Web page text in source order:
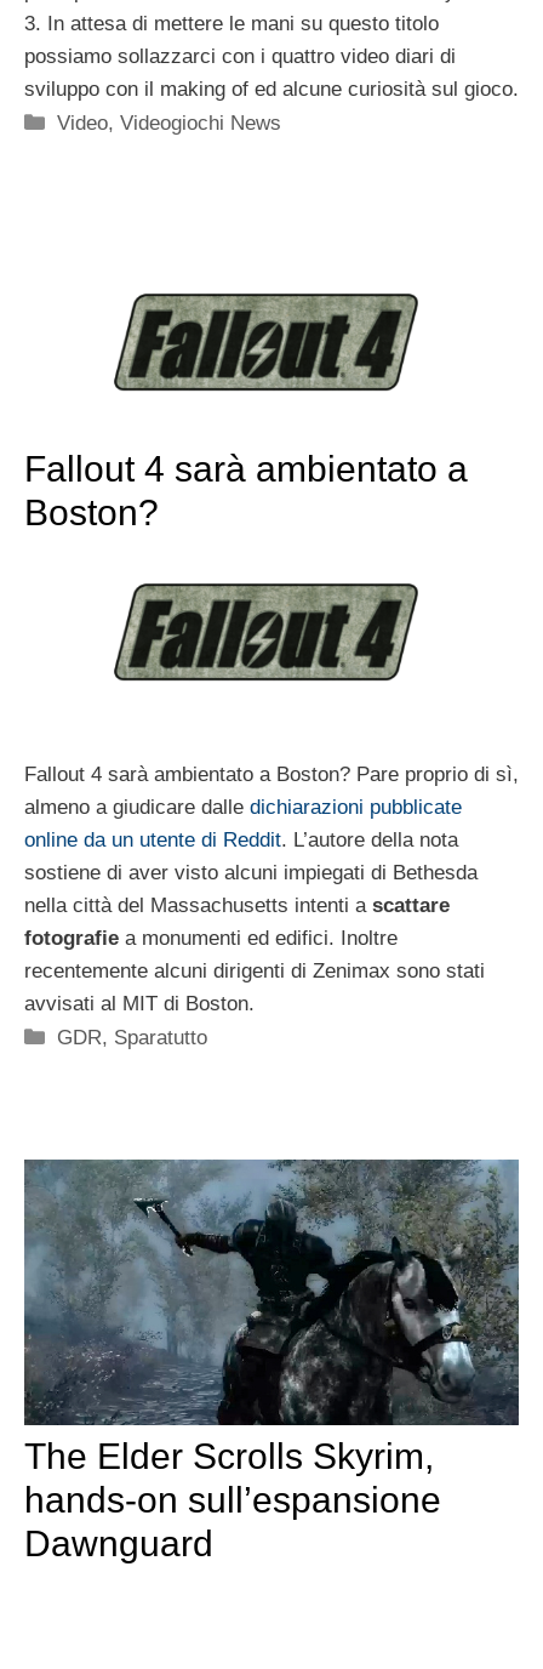
3. In attesa di mettere le mani su questo titolo
possiamo sollazzarci con i quattro video diari di
sviluppo con il making of ed alcune curiosità sul gioco.
Categorie
Video,Videogiochi News
Fallout 4 sarà ambientato a
Boston?
Fallout 4 sarà ambientato a Boston? Pare proprio di sì,
almeno a giudicare dalle dichiarazioni pubblicate
online da un utente di Reddit. L’autore della nota
sostiene di aver visto alcuni impiegati di Bethesda
nella città del Massachusetts intenti ascattare
fotografie a monumenti ed edifici. Inoltre
recentemente alcuni dirigenti di Zenimax sono stati
avvisati al MIT di Boston.
Categorie
GDR, Sparatutto
The Elder Scrolls Skyrim,
hands-on sull’espansione
Dawnguard